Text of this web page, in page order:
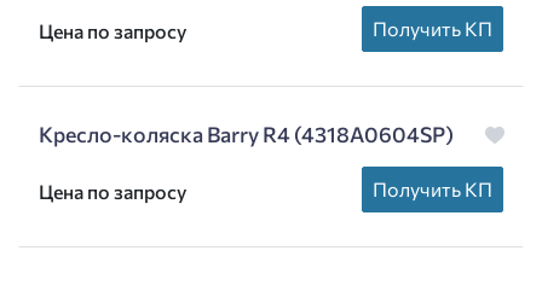
Цена по запросу Получить КП
Кресло-коляска Barry R4 (4318А0604SP)
Цена по запросу Получить КП